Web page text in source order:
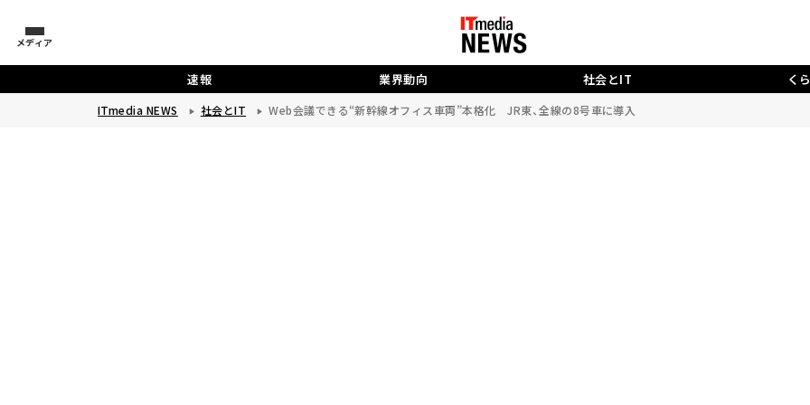
メディア
速報 業界動向 社会とIT く
ITmedia NEWS 社会とIT Web会議できる“新幹線オフィス車両”本格化 JR東、全線の8号車に導入